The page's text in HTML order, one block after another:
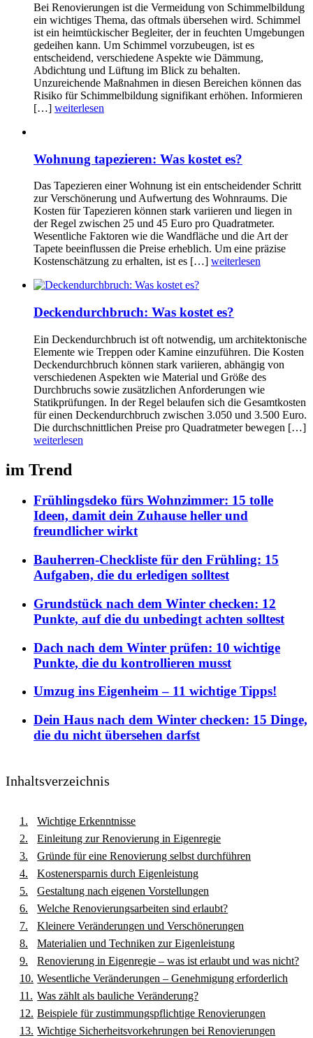
Bei Renovierungen ist die Vermeidung von Schimmelbildung
ein wichtiges Thema, das oftmals übersehen wird. Schimmel
ist ein heimtückischer Begleiter, der in feuchten Umgebungen
gedeihen kann. Um Schimmel vorzubeugen, ist es
entscheidend, verschiedene Aspekte wie Dämmung,
Abdichtung und Lüftung im Blick zu behalten.
Unzureichende Maßnahmen in diesen Bereichen können das
Risiko für Schimmelbildung signifikant erhöhen. Informieren
[…] weiterlesen
Wohnung tapezieren: Was kostet es?
Das Tapezieren einer Wohnung ist ein entscheidender Schritt
zur Verschönerung und Aufwertung des Wohnraums. Die
Kosten für Tapezieren können stark variieren und liegen in
der Regel zwischen 25 und 45 Euro pro Quadratmeter.
Wesentliche Faktoren wie die Wandfläche und die Art der
Tapete beeinflussen die Preise erheblich. Um eine präzise
Kostenschätzung zu erhalten, ist es […] weiterlesen
Deckendurchbruch: Was kostet es?
Ein Deckendurchbruch ist oft notwendig, um architektonische
Elemente wie Treppen oder Kamine einzuführen. Die Kosten
Deckendurchbruch können stark variieren, abhängig von
verschiedenen Aspekten wie Material und Größe des
Durchbruchs sowie zusätzlichen Anforderungen wie
Statikprüfungen. In der Regel belaufen sich die Gesamtkosten
für einen Deckendurchbruch zwischen 3.050 und 3.500 Euro.
Die durchschnittlichen Preise pro Quadratmeter bewegen […]
weiterlesen
im Trend
Frühlingsdeko fürs Wohnzimmer: 15 tolle
Ideen, damit dein Zuhause heller und
freundlicher wirkt
Bauherren-Checkliste für den Frühling: 15
Aufgaben, die du erledigen solltest
Grundstück nach dem Winter checken: 12
Punkte, auf die du unbedingt achten solltest
Dach nach dem Winter prüfen: 10 wichtige
Punkte, die du kontrollieren musst
Umzug ins Eigenheim – 11 wichtige Tipps!
Dein Haus nach dem Winter checken: 15 Dinge,
die du nicht übersehen darfst
Inhaltsverzeichnis
Wichtige Erkenntnisse
Einleitung zur Renovierung in Eigenregie
Gründe für eine Renovierung selbst durchführen
Kostenersparnis durch Eigenleistung
Gestaltung nach eigenen Vorstellungen
Welche Renovierungsarbeiten sind erlaubt?
Kleinere Veränderungen und Verschönerungen
Materialien und Techniken zur Eigenleistung
Renovierung in Eigenregie – was ist erlaubt und was nicht?
Wesentliche Veränderungen – Genehmigung erforderlich
Was zählt als bauliche Veränderung?
Beispiele für zustimmungspflichtige Renovierungen
Wichtige Sicherheitsvorkehrungen bei Renovierungen